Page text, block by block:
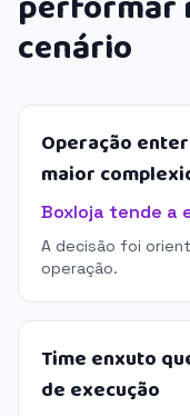
cenário
Operação
maior
Boxloja tende a
A decisão foi
operação.
Time enxuto
de execução